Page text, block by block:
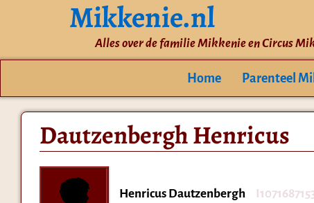
Mikkenie.nl
Alles over de familie Mikkenie en Circus
Home Parenteel
Dautzenbergh Henricus
Henricus Dautzenbergh